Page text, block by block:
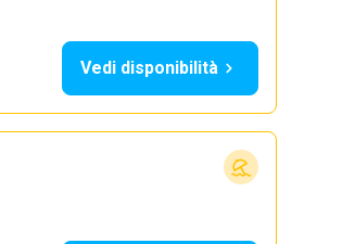
Vedi disponibilità